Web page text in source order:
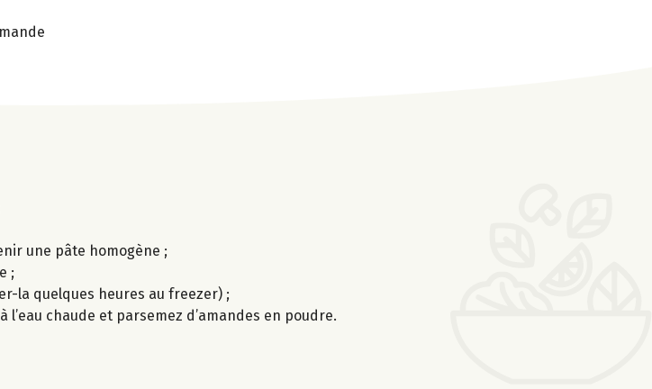
une pâte homogène ;
;
la quelques heures au freezer) ;
chaude et parsemez d’amandes en poudre.